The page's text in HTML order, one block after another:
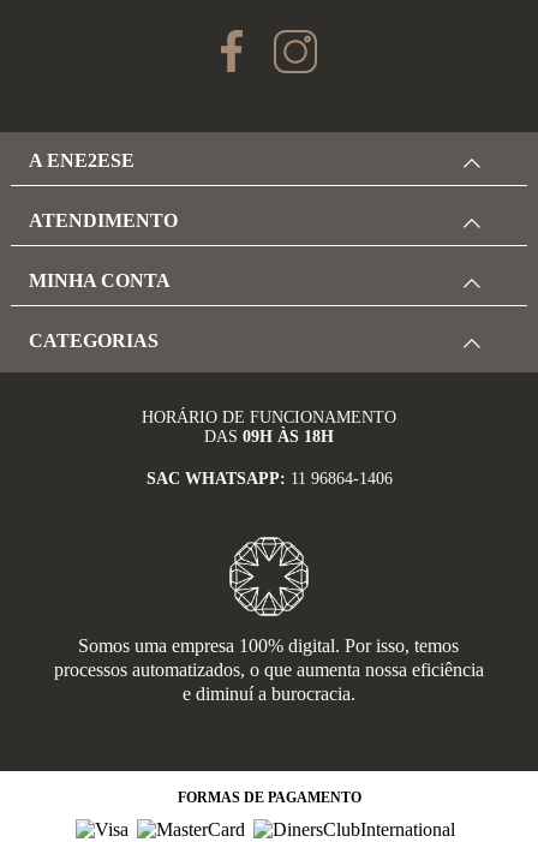
A ENE2ESE
ATENDIMENTO
MINHA CONTA
CATEGORIAS
HORÁRIO DE FUNCIONAMENTO
DAS 09H ÀS 18H
SAC WHATSAPP: 11 96864-1406
Somos uma empresa 100% digital. Por isso, temos
processos automatizados, o que aumenta nossa eficiência
e diminuí a burocracia.
FORMAS DE PAGAMENTO